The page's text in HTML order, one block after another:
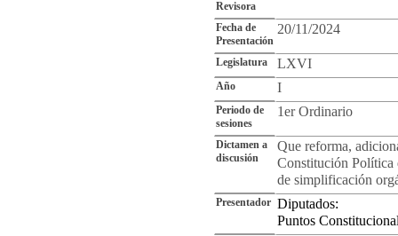
Revisora
Fecha de
Presentación
20/11/2024
Legislatura LXVI
Año I
Periodo de
sesiones
1er Ordinario
Dictamen a
discusión
Que reforma,
Constitución Política
de simplificación
Presentador Diputados:
Puntos